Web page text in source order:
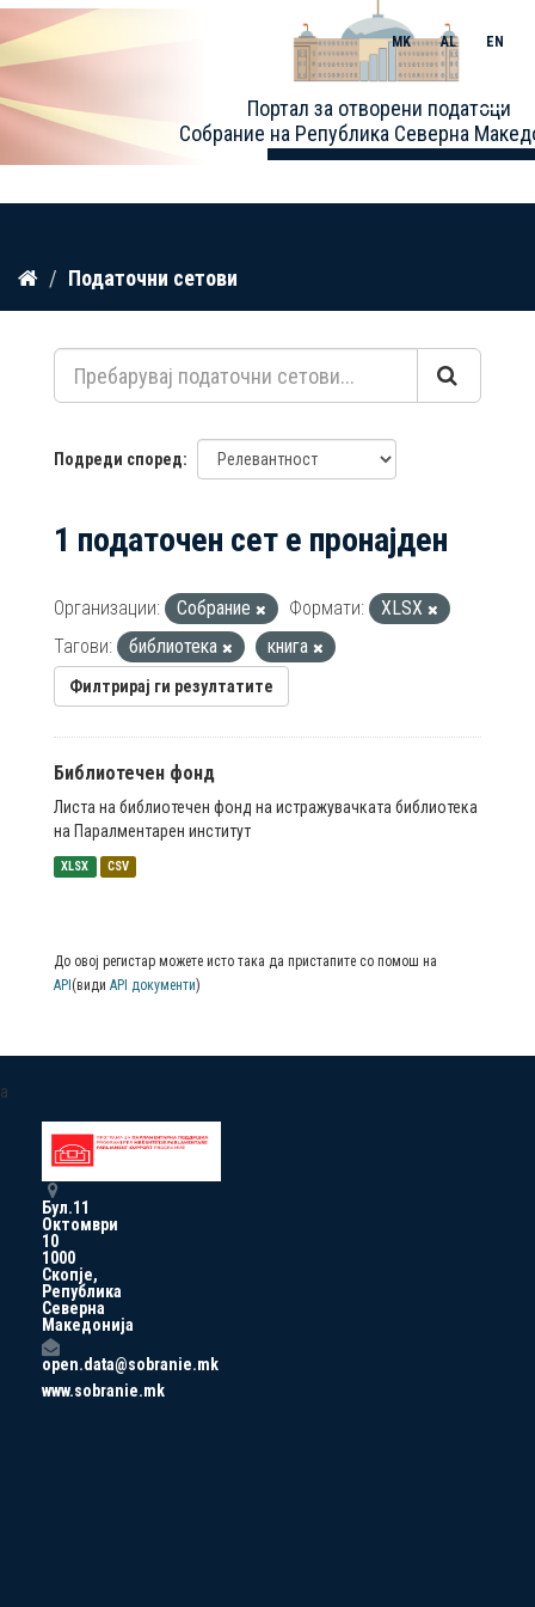
Прескокнете
содржина
Портал за отворени податоци
Собрание на Република Северна
MK AL EN
Toggle
Податочни сетови
Подреди според
1 податочен сет е пронајден
Организации: Собрание Формати:
XLSX
Тагови:
библиотека книга
Филтрирај ги резултатите
Библиотечен фонд
Листа на библиотечен фонд на истражувачката библиотека
на Паралментарен институт
XLSX CSV
До овој регистар можете исто така да пристапите со помош на
API (види API документи)
a
Бул.11
Октомври
10
1000
Скопје,
Република
Северна
Македонија
open.data@sobranie.mk
www.sobranie.mk